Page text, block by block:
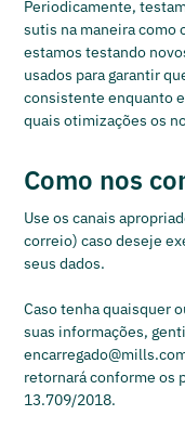
Periodicamente,
sutis na maneira como
estamos testando
usados para garantir
consistente enquanto
quais otimizações os
Como nos
Use os canais
correio) caso deseje
seus dados.
Caso tenha quaisquer
suas informações,
retornará conforme os
13.709/2018.